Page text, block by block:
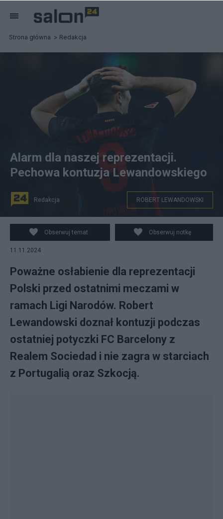
Strona główna Redakcja
Robert Lewandowski nie pojawi się na zgrupowaniu
kadry. Fot. EPA/JUAN HERRERO
Alarm dla naszej reprezentacji.
Pechowa kontuzja Lewandowskiego
Redakcja ROBERT LEWANDOWSKI
Obserwuj temat Obserwuj notkę
11.11.2024
Poważne osłabienie dla reprezentacji
Polski przed ostatnimi meczami w
ramach Ligi Narodów. Robert
Lewandowski doznał kontuzji podczas
ostatniej potyczki FC Barcelony z
Realem Sociedad i nie zagra w starciach
z Portugalią oraz Szkocją.